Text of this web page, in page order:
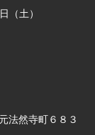
（土）
法然寺町６８３